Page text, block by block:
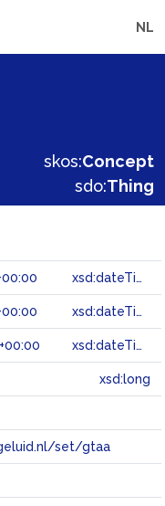
NL
skos:Concept
sdo:Thing
xsd:dateTime
xsd:dateTime
xsd:dateTime
xsd:long
set/gtaa